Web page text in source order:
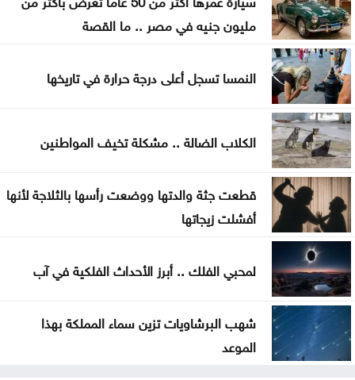
«حياد» لبنان إلى الانقسام الواضح حول إسرائيل
مليون جنيه في مصر .. ما القصة
النمسا تسجل أعلى درجة حرارة في تاريخها
الكلاب الضالة .. مشكلة تخيف المواطنين
قطعت جثة والدتها ووضعت رأسها بالثلاجة لأنها
أفشلت زيجاتها
لمحبي الفلك .. أبرز الأحداث الفلكية في آب
شهب البرشاويات تزين سماء المملكة بهذا
الموعد